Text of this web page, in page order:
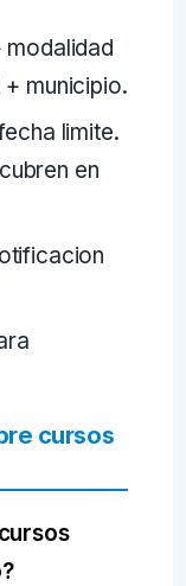
modalidad
municipio.
limite.
en
cursos